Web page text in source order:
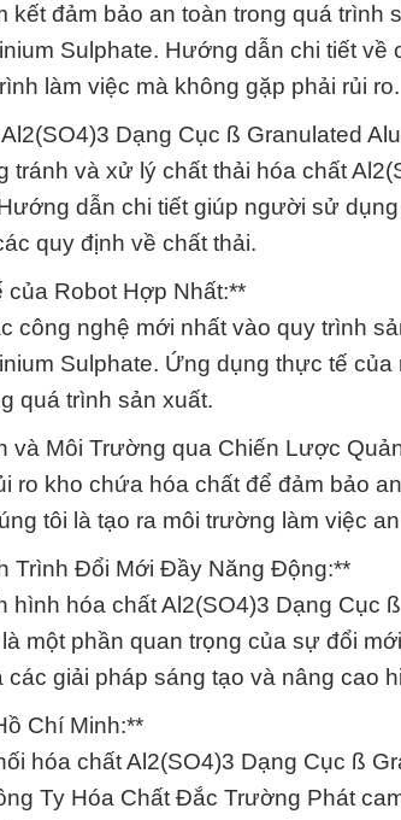
đảm bảo an toàn trong quá trình
Sulphate. Hướng dẫn chi tiết về
làm việc mà không gặp phải rủi ro.
Dạng Cục ß Granulated
và xử lý chất thải hóa chất
dẫn chi tiết giúp người sử
quy định về chất thải.
Robot Hợp Nhất:**
công nghệ mới nhất vào quy trình
Sulphate. Ứng dụng thực tế
quá trình sản xuất.
và Môi Trường qua Chiến Lược
ro kho chứa hóa chất để đảm bảo
tôi là tạo ra môi trường làm việc
Trình Đổi Mới Đầy Năng Động:**
hóa chất Al2(SO4)3 Dạng Cục
một phần quan trọng của sự đổi
giải pháp sáng tạo và nâng cao
Chí Minh:**
hóa chất Al2(SO4)3 Dạng Cục ß
Ty Hóa Chất Đắc Trường Phát